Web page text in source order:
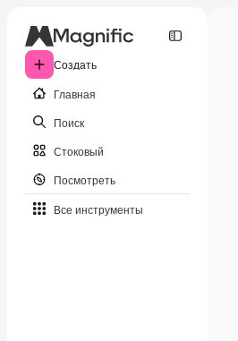
Создать
Главная
Поиск
Стоковый
Посмотреть
Все инструменты